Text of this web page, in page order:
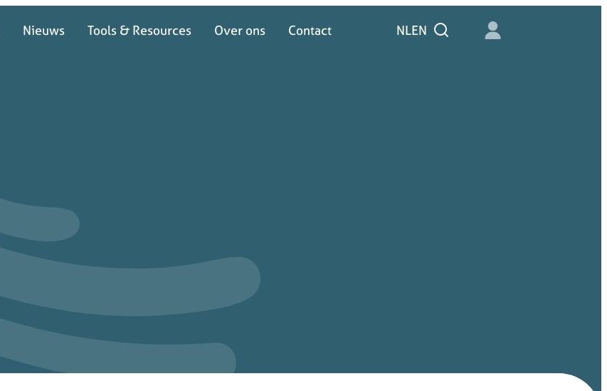
Nieuws Tools & Resources Over ons Contact NLEN Zoeken
Nieuws Tools & Resources Over ons Contact NL